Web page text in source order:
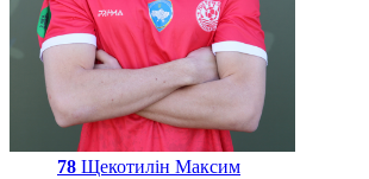
78 Щекотилін Максим